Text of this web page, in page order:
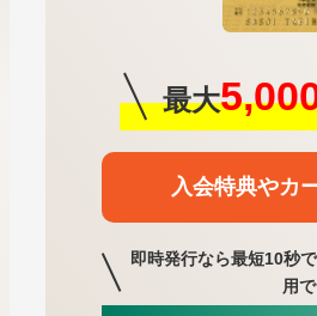
最大
入会特典やカ
即時発行なら最短10秒
用で